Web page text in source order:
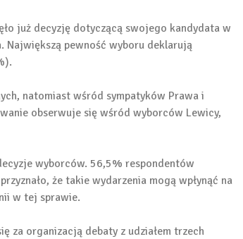
już decyzję dotyczącą swojego kandydata w
Największą pewność wyboru deklarują
natomiast wśród sympatyków Prawa i
obserwuje się wśród wyborców Lewicy,
wyborców. 56,5% respondentów
że takie wydarzenia mogą wpłynąć na
w tej sprawie.​
za organizacją debaty z udziałem trzech